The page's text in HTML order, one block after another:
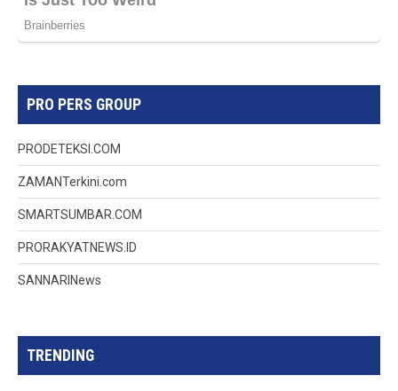
PRO PERS GROUP
PRODETEKSI.COM
ZAMANTerkini.com
SMARTSUMBAR.COM
PRORAKYATNEWS.ID
SANNARINews
TRENDING